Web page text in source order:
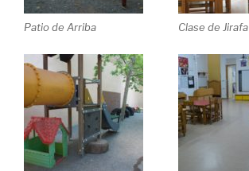
Patio de Arriba Clase de Jirafa